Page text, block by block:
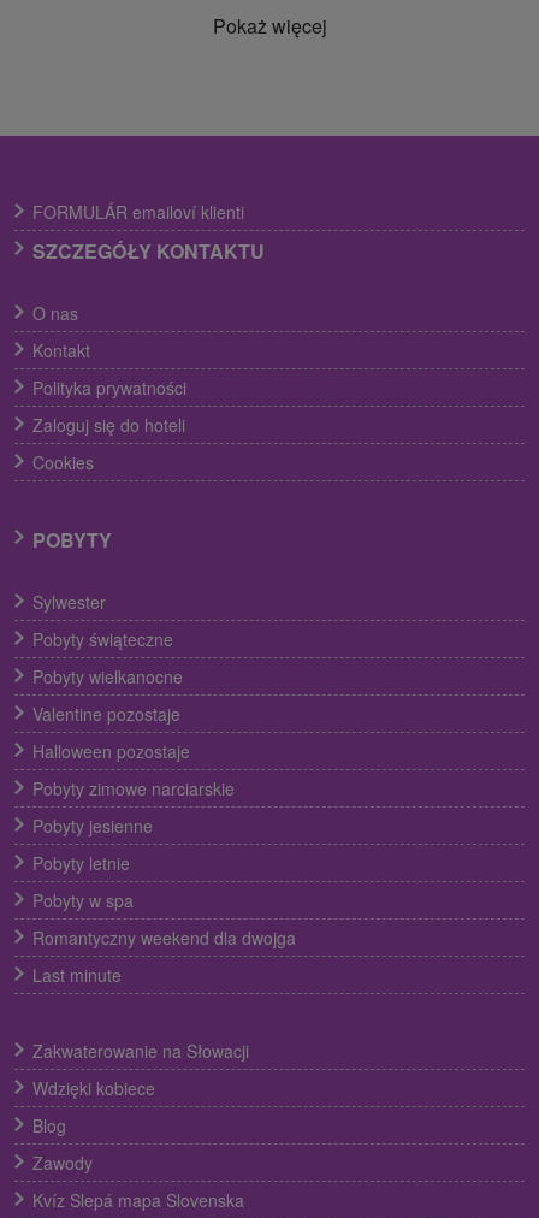
Pokaż więcej
FORMULÁR emailoví klienti
SZCZEGÓŁY KONTAKTU
O nas
Kontakt
Polityka prywatności
Zaloguj się do hoteli
Cookies
POBYTY
Sylwester
Pobyty świąteczne
Pobyty wielkanocne
Valentine pozostaje
Halloween pozostaje
Pobyty zimowe narciarskie
Pobyty jesienne
Pobyty letnie
Pobyty w spa
Romantyczny weekend dla dwojga
Last minute
Zakwaterowanie na Słowacji
Wdzięki kobiece
Blog
Zawody
Kvíz Slepá mapa Slovenska